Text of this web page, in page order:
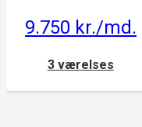
9.750 kr./md.
3 værelses